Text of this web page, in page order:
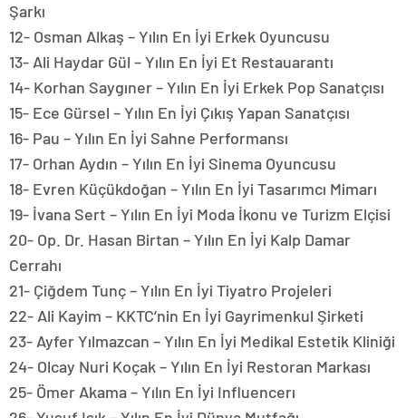
Şarkı
12- Osman Alkaş – Yılın En İyi Erkek Oyuncusu
13- Ali Haydar Gül – Yılın En İyi Et Restauarantı
14- Korhan Saygıner – Yılın En İyi Erkek Pop Sanatçısı
15- Ece Gürsel – Yılın En İyi Çıkış Yapan Sanatçısı
16- Pau – Yılın En İyi Sahne Performansı
17- Orhan Aydın – Yılın En İyi Sinema Oyuncusu
18- Evren Küçükdoğan – Yılın En İyi Tasarımcı Mimarı
19- İvana Sert – Yılın En İyi Moda İkonu ve Turizm Elçisi
20- Op. Dr. Hasan Birtan – Yılın En İyi Kalp Damar
Cerrahı
21- Çiğdem Tunç – Yılın En İyi Tiyatro Projeleri
22- Ali Kayim – KKTC’nin En İyi Gayrimenkul Şirketi
23- Ayfer Yılmazcan – Yılın En İyi Medikal Estetik Kliniği
24- Olcay Nuri Koçak – Yılın En İyi Restoran Markası
25- Ömer Akama – Yılın En İyi Influencerı